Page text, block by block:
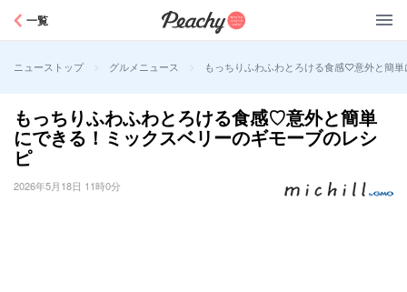
一覧
ニューストップ > グルメニュース > もっちりふわふわとろける食感♡意外と簡
もっちりふわふわとろける食感♡意外と簡単
にできる！ミックスベリーのギモーブのレシ
ピ
2026年5月18日 11時0分